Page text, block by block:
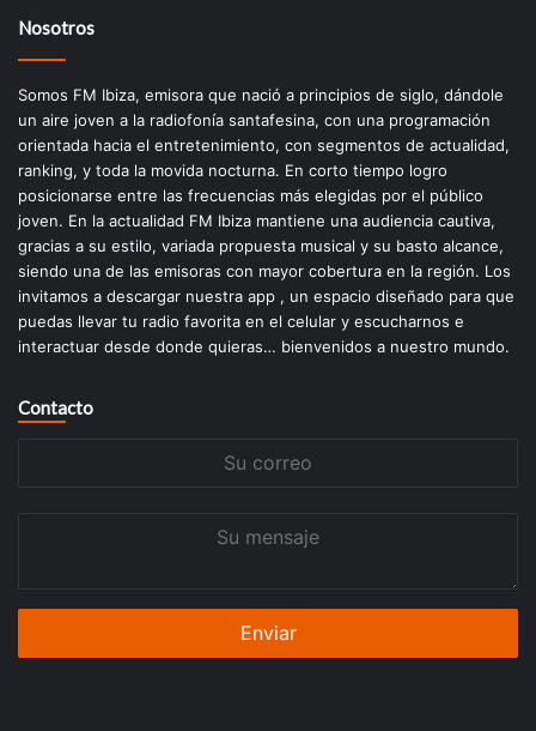
Nosotros
Somos FM Ibiza, emisora que nació a principios de siglo, dándole
un aire joven a la radiofonía santafesina, con una programación
orientada hacia el entretenimiento, con segmentos de actualidad,
ranking, y toda la movida nocturna. En corto tiempo logro
posicionarse entre las frecuencias más elegidas por el público
joven. En la actualidad FM Ibiza mantiene una audiencia cautiva,
gracias a su estilo, variada propuesta musical y su basto alcance,
siendo una de las emisoras con mayor cobertura en la región. Los
invitamos a descargar nuestra app , un espacio diseñado para que
puedas llevar tu radio favorita en el celular y escucharnos e
interactuar desde donde quieras… bienvenidos a nuestro mundo.
Contacto